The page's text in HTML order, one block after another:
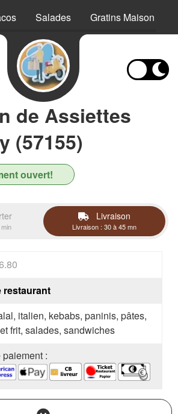
Salades Gratins Maison
de Assiettes
(57155)
ouvert!
Livraison
Livraison : 30 à 45 mn
restaurant
italien, kebabs, paninis, pâtes,
frit, salades, sandwiches
: